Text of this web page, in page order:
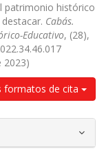
patrimonio histórico
Cabás.
Educativo, (28),
2023)
formatos de cita